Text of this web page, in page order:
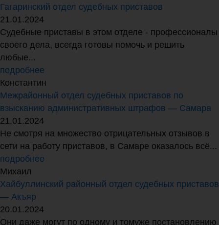
Гагаринский отдел судебных приставов
21.01.2024
Судебные приставы в этом отделе - профессионалы
своего дела, всегда готовы помочь и решить
любые...
подробнее
Константин
Межрайонный отдел судебных приставов по
взысканию административных штрафов — Самара
21.01.2024
Не смотря на множество отрицательных отзывов в
сети на работу приставов, в Самаре оказалось всё...
подробнее
Михаил
Хайбуллинский районный отдел судебных приставов
— Акъяр
20.01.2024
Они даже могут по одному и томуже постановлению